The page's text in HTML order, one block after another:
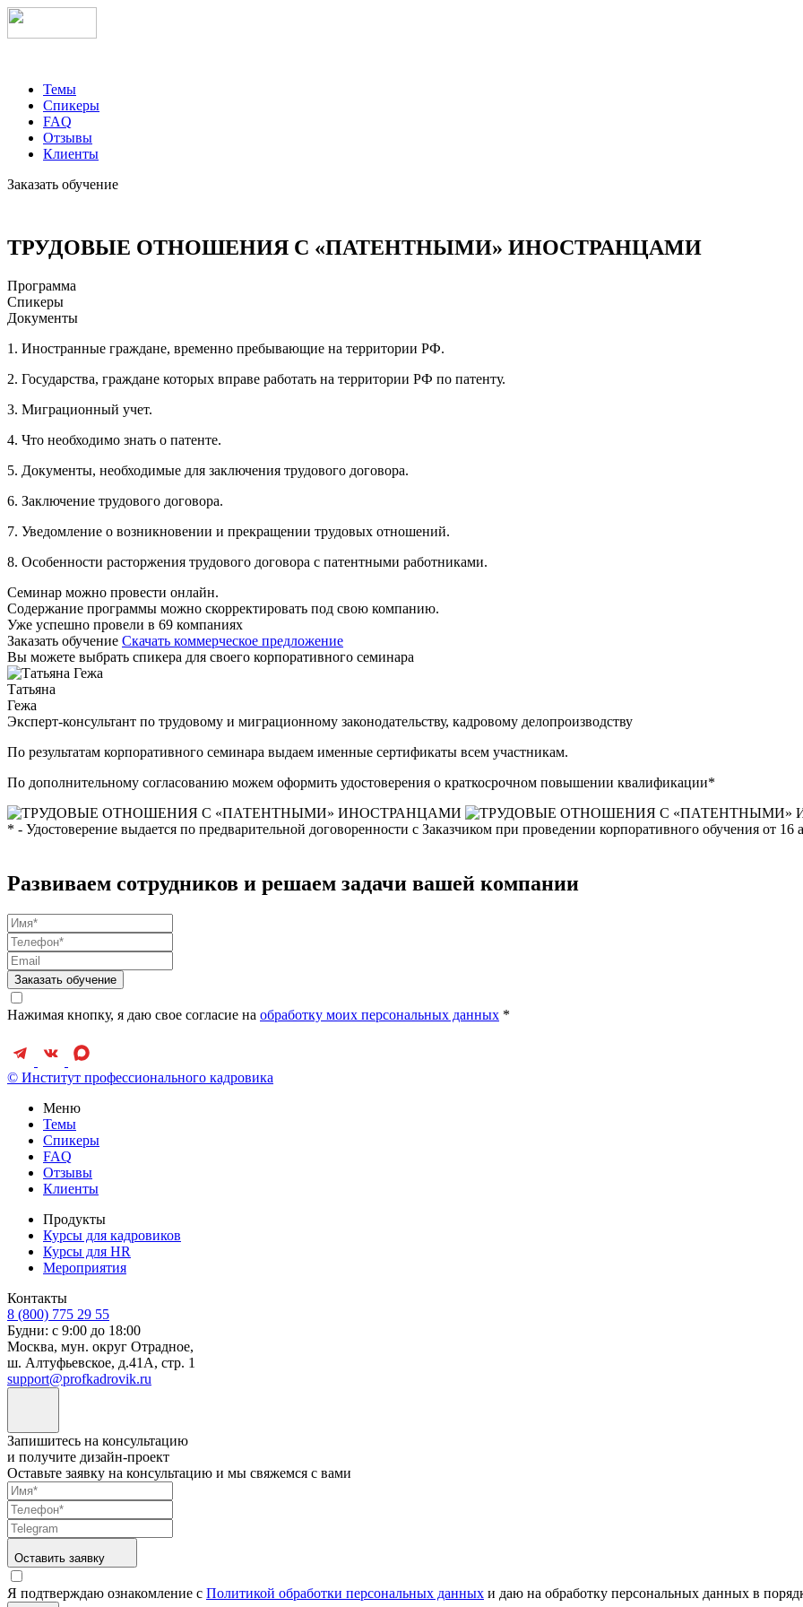
Темы
Спикеры
FAQ
Отзывы
Клиенты
Заказать обучение
ТРУДОВЫЕ ОТНОШЕНИЯ С «ПАТЕНТНЫМИ» ИНОСТРАНЦАМИ
Программа
Спикеры
Документы
1. Иностранные граждане, временно пребывающие на территории РФ.
2. Государства, граждане которых вправе работать на территории РФ по патенту.
3. Миграционный учет.
4. Что необходимо знать о патенте.
5. Документы, необходимые для заключения трудового договора.
6. Заключение трудового договора.
7. Уведомление о возникновении и прекращении трудовых отношений.
8. Особенности расторжения трудового договора с патентными работниками.
Семинар можно провести онлайн.
Содержание программы можно скорректировать под свою компанию.
Уже успешно провели в 69 компаниях
Заказать обучение Скачать коммерческое предложение
Вы можете выбрать спикера для своего корпоративного семинара
Татьяна
Гежа
Эксперт-консультант по трудовому и миграционному законодательству, кадровому делопроизводству
По результатам корпоративного семинара выдаем именные сертификаты всем участникам.
По дополнительному согласованию можем оформить удостоверения о краткосрочном повышении квалификации*
* - Удостоверение выдается по предварительной договоренности с Заказчиком при проведении корпоративного обучения от 16
Развиваем сотрудников и решаем задачи вашей компании
Заказать обучение
Нажимая кнопку, я даю свое согласие на обработку моих персональных данных *
© Институт профессионального кадровика
Меню
Темы
Спикеры
FAQ
Отзывы
Клиенты
Продукты
Курсы для кадровиков
Курсы для HR
Мероприятия
Контакты
8 (800) 775 29 55
Будни: с 9:00 до 18:00
Москва, мун. округ Отрадное,
ш. Алтуфьевское, д.41А, стр. 1
support@profkadrovik.ru
Запишитесь на консультацию
и получите дизайн-проект
Оставьте заявку на консультацию и мы свяжемся с вами
Оставить заявку
Я подтверждаю ознакомление с Политикой обработки персональных данных и даю на обработку персональных данных в